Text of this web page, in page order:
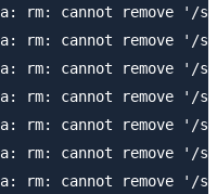
rm: cannot remove
rm: cannot remove '/
rm: cannot remove
rm: cannot remove
rm: cannot remove
rm: cannot remove '/
rm: cannot remove